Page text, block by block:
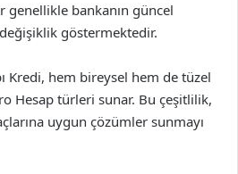
genellikle bankanın güncel
göstermektedir.
Kredi, hem bireysel hem de tüzel
Hesap türleri sunar. Bu çeşitlilik,
uygun çözümler sunmayı